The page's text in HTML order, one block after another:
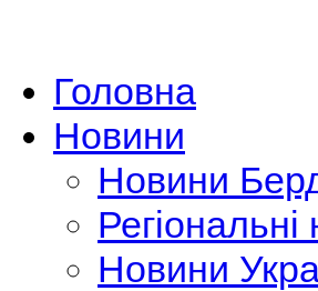
Головна
Новини
Новини
Новини